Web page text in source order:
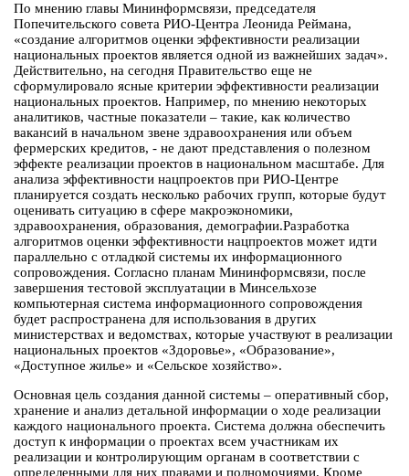
По мнению главы Мининформсвязи, председателя
Попечительского совета РИО-Центра Леонида Реймана,
«создание алгоритмов оценки эффективности реализации
национальных проектов является одной из важнейших задач».
Действительно, на сегодня Правительство еще не
сформулировало ясные критерии эффективности реализации
национальных проектов. Например, по мнению некоторых
аналитиков, частные показатели – такие, как количество
вакансий в начальном звене здравоохранения или объем
фермерских кредитов, - не дают представления о полезном
эффекте реализации проектов в национальном масштабе. Для
анализа эффективности нацпроектов при РИО-Центре
планируется создать несколько рабочих групп, которые будут
оценивать ситуацию в сфере макроэкономики,
здравоохранения, образования, демографии.Разработка
алгоритмов оценки эффективности нацпроектов может идти
параллельно с отладкой системы их информационного
сопровождения. Согласно планам Мининформсвязи, после
завершения тестовой эксплуатации в Минсельхозе
компьютерная система информационного сопровождения
будет распространена для использования в других
министерствах и ведомствах, которые участвуют в реализации
национальных проектов «Здоровье», «Образование»,
«Доступное жилье» и «Сельское хозяйство».
Основная цель создания данной системы – оперативный сбор,
хранение и анализ детальной информации о ходе реализации
каждого национального проекта. Система должна обеспечить
доступ к информации о проектах всем участникам их
реализации и контролирующим органам в соответствии с
определенными для них правами и полномочиями. Кроме